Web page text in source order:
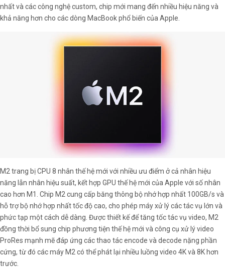
nhất và các công nghệ custom, chip mới mang đến nhiều hiệu năng và
khả năng hơn cho các dòng MacBook phổ biến của Apple.
M2 trang bị CPU 8 nhân thế hệ mới với nhiều ưu điểm ở cả nhân hiệu
năng lẫn nhân hiệu suất, kết hợp GPU thế hệ mới của Apple với số nhân
cao hơn M1. Chip M2 cung cấp băng thông bộ nhớ hợp nhất 100GB/s và
hỗ trợ bộ nhớ hợp nhất tốc độ cao, cho phép máy xử lý các tác vụ lớn và
phức tạp một cách dễ dàng. Được thiết kế để tăng tốc tác vụ video, M2
đồng thời bổ sung chip phương tiện thế hệ mới và công cụ xử lý video
ProRes mạnh mẽ đáp ứng các thao tác encode và decode nặng phần
cứng, từ đó các máy M2 có thể phát lại nhiều luồng video 4K và 8K hơn
trước.